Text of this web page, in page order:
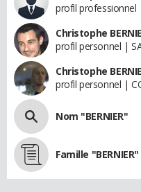
profil professionnel
Christophe
profil personnel |
Christophe
profil personnel |
Nom "BERNIER"
Famille "BERNIER"